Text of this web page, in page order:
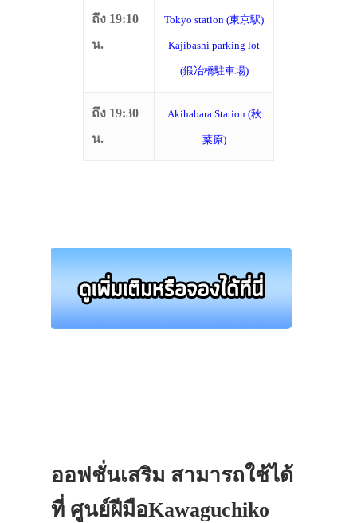
ถึง 19:10
น.
Tokyo station (東京駅)
Kajibashi parking lot
(鍛冶橋駐車場)
ถึง 19:30
น.
Akihabara Station (秋
葉原)
ออฟชั่นเสริม สามารถใช้ได้
ที่ ศูนย์ฝีมือKawaguchiko